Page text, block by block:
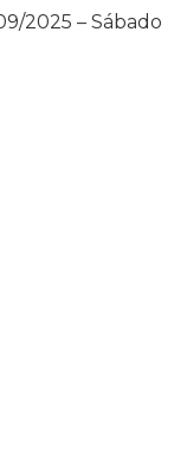
2025 – Sábado